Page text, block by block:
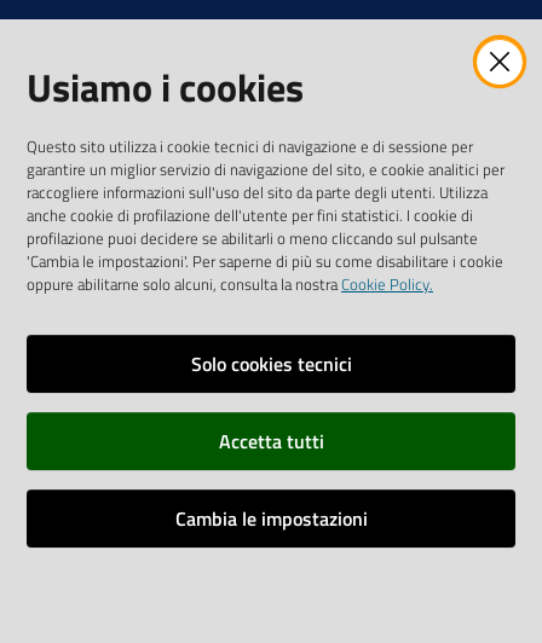
AMMINISTRAZIONE TRASPARENTE INTERCAM S.C.A.R.L.
Vai alla pagina
Media Policy
Mappa del sito
Dichiarazione di accessibilità
Monitoraggio accessi al sito
Usiamo i cookies
Questo sito utilizza i cookie tecnici di navigazione e di sessione per
garantire un miglior servizio di navigazione del sito, e cookie analitici per
raccogliere informazioni sull'uso del sito da parte degli utenti. Utilizza
anche cookie di profilazione dell'utente per fini statistici. I cookie di
profilazione puoi decidere se abilitarli o meno cliccando sul pulsante
'Cambia le impostazioni'. Per saperne di più su come disabilitare i cookie
oppure abilitarne solo alcuni, consulta la nostraCookie Policy.
Solo cookies tecnici
Accetta tutti
Cambia le impostazioni